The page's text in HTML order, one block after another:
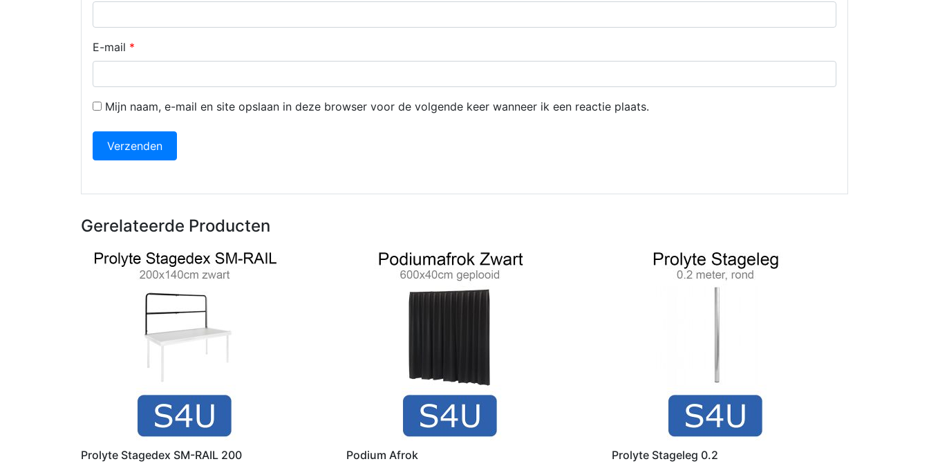
E-mail *
Mijn naam, e-mail en site opslaan in deze browser voor de volgende keer wanneer ik een reactie plaats.
Gerelateerde Producten
Prolyte Stagedex SM-RAIL 200 Podium Afrok Prolyte Stageleg 0.2